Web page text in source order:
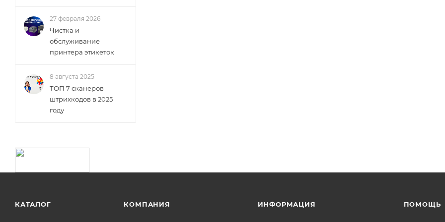
27 февраля 2026
Чистка и
обслуживание
принтера этикеток
8 августа 2025
ТОП 7 сканеров
штрихкодов в 2025
году
КАТАЛОГ КОМПАНИЯ ИНФОРМАЦИЯ ПОМОЩЬ